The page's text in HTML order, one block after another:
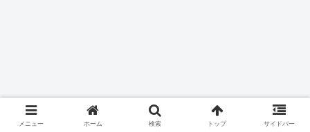
メニュー ホーム 検索 トップ サイドバー